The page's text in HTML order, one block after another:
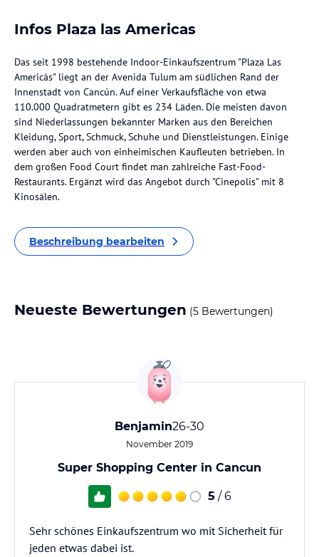
Infos Plaza las Americas
Das seit 1998 bestehende Indoor-Einkaufszentrum "Plaza Las
Americás" liegt an der Avenida Tulum am südlichen Rand der
Innenstadt von Cancún. Auf einer Verkaufsfläche von etwa
110.000 Quadratmetern gibt es 234 Läden. Die meisten davon
sind Niederlassungen bekannter Marken aus den Bereichen
Kleidung, Sport, Schmuck, Schuhe und Dienstleistungen. Einige
werden aber auch von einheimischen Kaufleuten betrieben. In
dem großen Food Court findet man zahlreiche Fast-Food-
Restaurants. Ergänzt wird das Angebot durch "Cinepolis" mit 8
Kinosälen.
Beschreibung bearbeiten
Neueste Bewertungen (5 Bewertungen)
Benjamin26-30
November 2019
Super Shopping Center in Cancun
5 / 6
Sehr schönes Einkaufszentrum wo mit Sicherheit für
jeden etwas dabei ist.